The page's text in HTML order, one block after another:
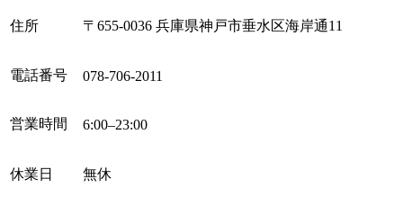
住所 〒655-0036 兵庫県神戸市垂水区海岸通11
電話番号 078-706-2011
営業時間 6:00–23:00
休業日 無休